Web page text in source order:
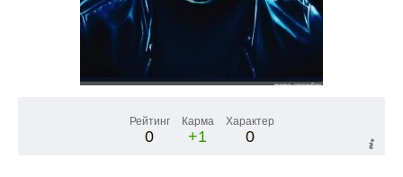
Рейтинг
0
Карма
+1
Характер
0